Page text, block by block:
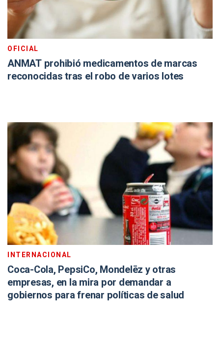
OFICIAL
ANMAT prohibió medicamentos de marcas
reconocidas tras el robo de varios lotes
INTERNACIONAL
Coca-Cola, PepsiCo, Mondelēz y otras
empresas, en la mira por demandar a
gobiernos para frenar políticas de salud